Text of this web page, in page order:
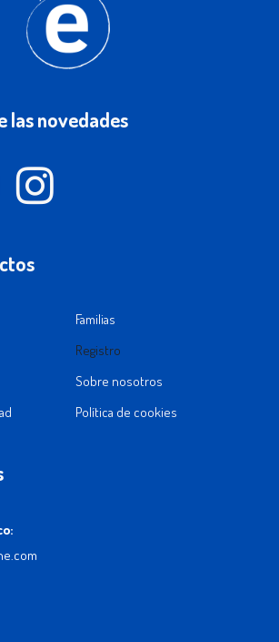
las novedades
Familias
Registro
Sobre nosotros
Política de cookies